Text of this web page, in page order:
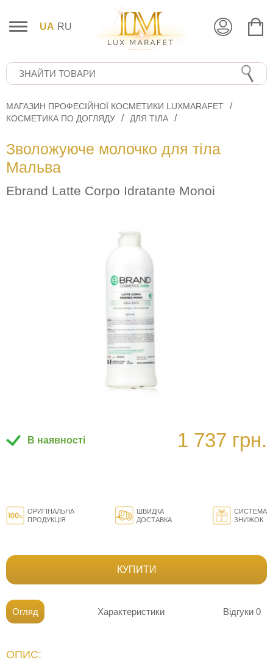
UA RU
МАГАЗИН ПРОФЕСІЙНОЇ КОСМЕТИКИ LUXMARAFET
КОСМЕТИКА ПО ДОГЛЯДУ
ДЛЯ ТІЛА
Зволожуюче молочко для тіла
Мальва
Ebrand Latte Corpo Idratante Monoi
В наявності 1 737 грн.
ОРИГІНАЛЬНА
ПРОДУКЦІЯ
ШВИДКА
ДОСТАВКА
СИСТЕМА
ЗНИЖОК
КУПИТИ
Огляд Характеристики Відгуки 0
ОПИС: